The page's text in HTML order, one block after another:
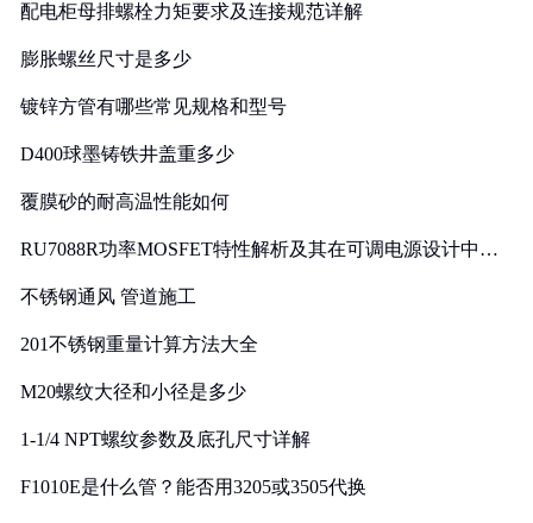
配电柜母排螺栓力矩要求及连接规范详解
膨胀螺丝尺寸是多少
镀锌方管有哪些常见规格和型号
D400球墨铸铁井盖重多少
覆膜砂的耐高温性能如何
RU7088R功率MOSFET特性解析及其在可调电源设计中的
不锈钢通风 管道施工
201不锈钢重量计算方法大全
M20螺纹大径和小径是多少
1-1/4 NPT螺纹参数及底孔尺寸详解
F1010E是什么管？能否用3205或3505代换